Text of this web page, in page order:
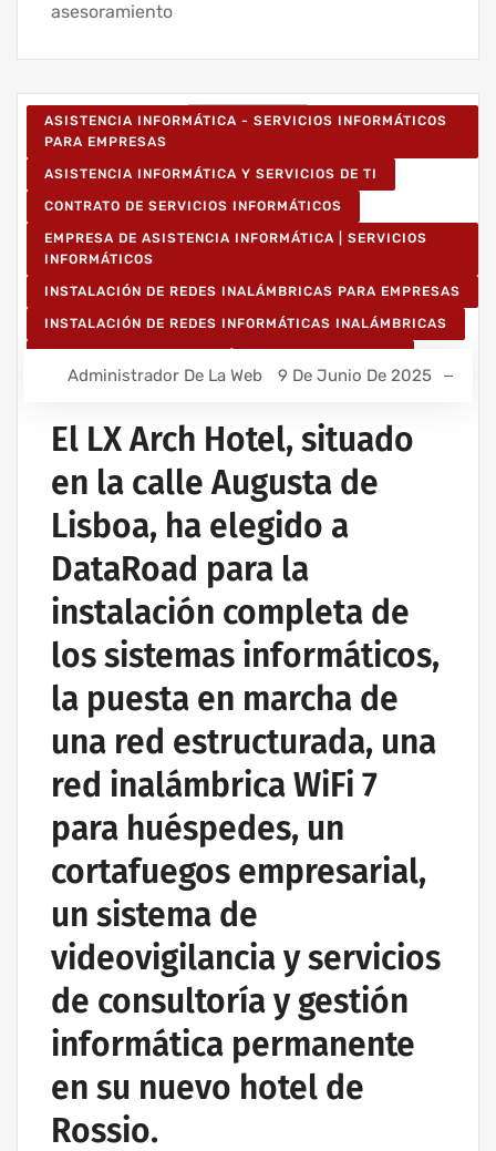
asesoramiento
ASISTENCIA INFORMÁTICA - SERVICIOS INFORMÁTICOS
PARA EMPRESAS
ASISTENCIA INFORMÁTICA Y SERVICIOS DE TI
CONTRATO DE SERVICIOS INFORMÁTICOS
EMPRESA DE ASISTENCIA INFORMÁTICA | SERVICIOS
INFORMÁTICOS
INSTALACIÓN DE REDES INALÁMBRICAS PARA EMPRESAS
INSTALACIÓN DE REDES INFORMÁTICAS INALÁMBRICAS
PROYECTOS DE REDES INALÁMBRICAS
RED INFORMÁTICA ESTRUCTURADA
Administrador De La Web 9 De Junio De 2025
El LX Arch Hotel, situado
en la calle Augusta de
Lisboa, ha elegido a
DataRoad para la
instalación completa de
los sistemas informáticos,
la puesta en marcha de
una red estructurada, una
red inalámbrica WiFi 7
para huéspedes, un
cortafuegos empresarial,
un sistema de
videovigilancia y servicios
de consultoría y gestión
informática permanente
en su nuevo hotel de
Rossio.